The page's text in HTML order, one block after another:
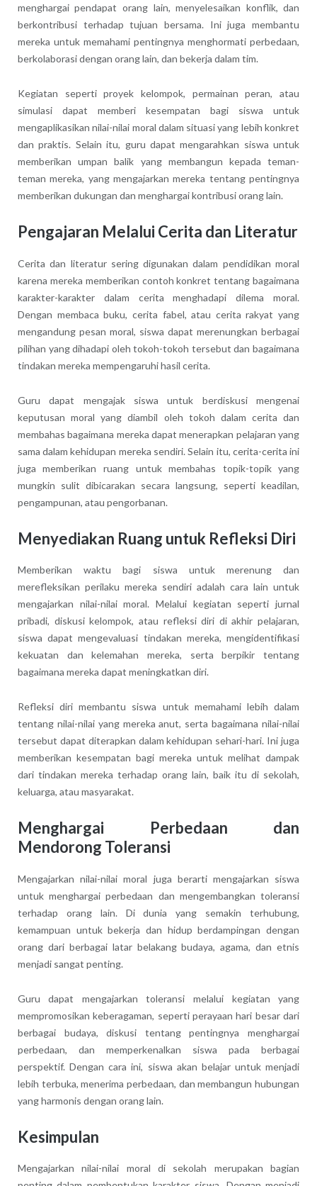
menghargai pendapat orang lain, menyelesaikan konflik, dan
berkontribusi terhadap tujuan bersama. Ini juga membantu
mereka untuk memahami pentingnya menghormati perbedaan,
berkolaborasi dengan orang lain, dan bekerja dalam tim.
Kegiatan seperti proyek kelompok, permainan peran, atau
simulasi dapat memberi kesempatan bagi siswa untuk
mengaplikasikan nilai-nilai moral dalam situasi yang lebih konkret
dan praktis. Selain itu, guru dapat mengarahkan siswa untuk
memberikan umpan balik yang membangun kepada teman-
teman mereka, yang mengajarkan mereka tentang pentingnya
memberikan dukungan dan menghargai kontribusi orang lain.
Pengajaran Melalui Cerita dan Literatur
Cerita dan literatur sering digunakan dalam pendidikan moral
karena mereka memberikan contoh konkret tentang bagaimana
karakter-karakter dalam cerita menghadapi dilema moral.
Dengan membaca buku, cerita fabel, atau cerita rakyat yang
mengandung pesan moral, siswa dapat merenungkan berbagai
pilihan yang dihadapi oleh tokoh-tokoh tersebut dan bagaimana
tindakan mereka mempengaruhi hasil cerita.
Guru dapat mengajak siswa untuk berdiskusi mengenai
keputusan moral yang diambil oleh tokoh dalam cerita dan
membahas bagaimana mereka dapat menerapkan pelajaran yang
sama dalam kehidupan mereka sendiri. Selain itu, cerita-cerita ini
juga memberikan ruang untuk membahas topik-topik yang
mungkin sulit dibicarakan secara langsung, seperti keadilan,
pengampunan, atau pengorbanan.
Menyediakan Ruang untuk Refleksi Diri
Memberikan waktu bagi siswa untuk merenung dan
merefleksikan perilaku mereka sendiri adalah cara lain untuk
mengajarkan nilai-nilai moral. Melalui kegiatan seperti jurnal
pribadi, diskusi kelompok, atau refleksi diri di akhir pelajaran,
siswa dapat mengevaluasi tindakan mereka, mengidentifikasi
kekuatan dan kelemahan mereka, serta berpikir tentang
bagaimana mereka dapat meningkatkan diri.
Refleksi diri membantu siswa untuk memahami lebih dalam
tentang nilai-nilai yang mereka anut, serta bagaimana nilai-nilai
tersebut dapat diterapkan dalam kehidupan sehari-hari. Ini juga
memberikan kesempatan bagi mereka untuk melihat dampak
dari tindakan mereka terhadap orang lain, baik itu di sekolah,
keluarga, atau masyarakat.
Menghargai Perbedaan dan
Mendorong Toleransi
Mengajarkan nilai-nilai moral juga berarti mengajarkan siswa
untuk menghargai perbedaan dan mengembangkan toleransi
terhadap orang lain. Di dunia yang semakin terhubung,
kemampuan untuk bekerja dan hidup berdampingan dengan
orang dari berbagai latar belakang budaya, agama, dan etnis
menjadi sangat penting.
Guru dapat mengajarkan toleransi melalui kegiatan yang
mempromosikan keberagaman, seperti perayaan hari besar dari
berbagai budaya, diskusi tentang pentingnya menghargai
perbedaan, dan memperkenalkan siswa pada berbagai
perspektif. Dengan cara ini, siswa akan belajar untuk menjadi
lebih terbuka, menerima perbedaan, dan membangun hubungan
yang harmonis dengan orang lain.
Kesimpulan
Mengajarkan nilai-nilai moral di sekolah merupakan bagian